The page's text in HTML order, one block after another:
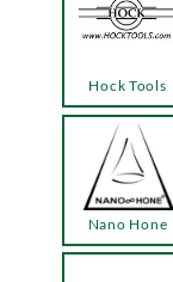
Hock Tools
Nano Hone